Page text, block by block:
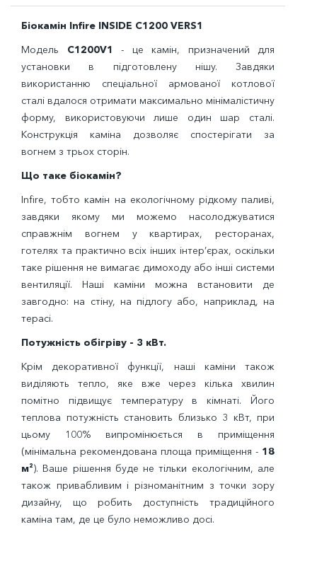
Біокамін Infire INSIDE C1200 VERS1
Модель C1200V1 - це камін, призначений для
установки в підготовлену нішу. Завдяки
використанню спеціальної армованої котлової
сталі вдалося отримати максимально мінімалістичну
форму, використовуючи лише один шар сталі.
Конструкція каміна дозволяє спостерігати за
вогнем з трьох сторін.
Що таке біокамін?
Infire, тобто камін на екологічному рідкому паливі,
завдяки якому ми можемо насолоджуватися
справжнім вогнем у квартирах, ресторанах,
готелях та практично всіх інших інтер’єрах, оскільки
таке рішення не вимагає димоходу або інші системи
вентиляції. Наші каміни можна встановити де
завгодно: на стіну, на підлогу або, наприклад, на
терасі.
Потужність обігріву - 3 кВт.
Крім декоративної функції, наші каміни також
виділяють тепло, яке вже через кілька хвилин
помітно підвищує температуру в кімнаті. Його
теплова потужність становить близько 3 кВт, при
цьому 100% випромінюється в приміщення
(мінімальна рекомендована площа приміщення - 18
м²). Ваше рішення буде не тільки екологічним, але
також привабливим і різноманітним з точки зору
дизайну, що робить доступність традиційного
каміна там, де це було неможливо досі.